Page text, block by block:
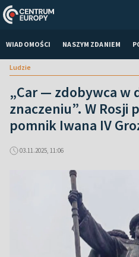
WIADOMOŚCI NASZYM ZDANIEM
Ludzie
„Car — zdobywca w
znaczeniu”. W
pomnik Iwana IV
03.11.2025, 11:06